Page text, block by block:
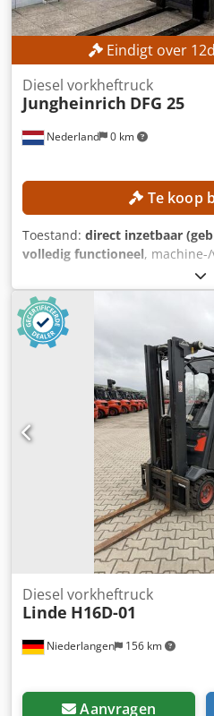
Eindigt over 12d
Nederland 0 km
Diesel vorkheftruck
Jungheinrich DFG 25
Te koop
Toestand: direct inzetbaar
volledig functioneel,
, bedrijfsturen:
2.500 kg, hefhoogte:4.800 mm
masttype:
GEGEVENS Heelhoogte: 4.800
Lengte vorken: 1.190 mm
Minimale vorkbreedte: 250 mm
mast: Duplex Cedpszrmrhjfx
Aantal bedrijfsuren: 7.430 uur
Afmetingen (l x b x h): 2.700 x
Leeggewicht: 3.853 kg
Werkverlichting Halfopen
Niederlangen 156 km
Diesel vorkheftruck
Linde H16D-01
Aanvragen